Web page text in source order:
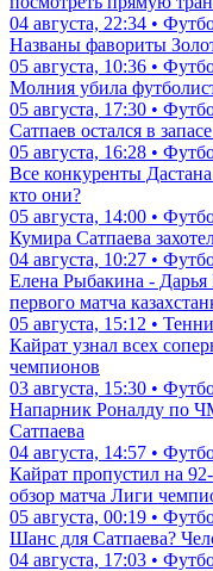
04 августа, 22:34 •
Названы фавориты
05 августа, 10:36 •
Молния убила
05 августа, 17:30 •
Сатпаев остался в
05 августа, 16:28 •
Все конкуренты
кто они?
05 августа, 14:00 •
Кумира Сатпаева
04 августа, 10:27 •
Елена Рыбакина - Дарья
первого матча
05 августа, 15:12 •
Кайрат узнал всех
чемпионов
03 августа, 15:30 •
Напарник Роналду по
Сатпаева
04 августа, 14:57 •
Кайрат пропустил на
обзор матча Лиги
05 августа, 00:19 •
Шанс для Сатпаева?
04 августа, 17:03 •